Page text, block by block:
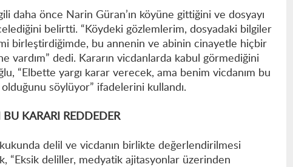
daha önce Narin Güran’ın köyüne gittiğini ve dosyayı
belirtti. “Köydeki gözlemlerim, dosyadaki bilgiler
birleştirdiğimde, bu annenin ve abinin cinayetle hiçbir
vardım” dedi. Kararın vicdanlarda kabul görmediğini
“Elbette yargı karar verecek, ama benim vicdanım bu
olduğunu söylüyor” ifadelerini kullandı.
KARARI REDDEDER
delil ve vicdanın birlikte değerlendirilmesi
“Eksik deliller, medyatik ajitasyonlar üzerinden